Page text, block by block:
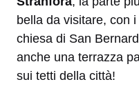
bella da visitare, con
chiesa di San
anche una terrazza
sui tetti della città!